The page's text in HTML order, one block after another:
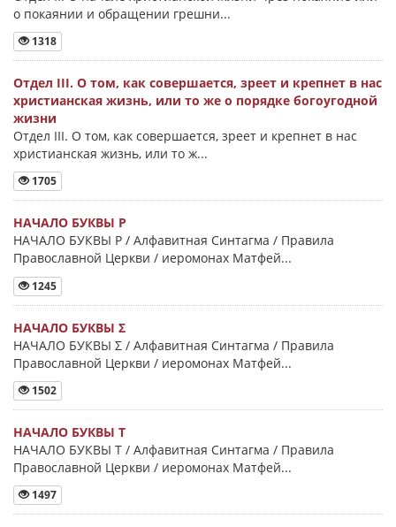
о покаянии и обращении грешни...
1318
Отдел III. О том, как совершается, зреет и крепнет в нас
христианская жизнь, или то же о порядке богоугодной
жизни
Отдел III. О том, как совершается, зреет и крепнет в нас
христианская жизнь, или то ж...
1705
НАЧАЛО БУКВЫ Ρ
НАЧАЛО БУКВЫ Ρ / Алфавитная Синтагма / Правила
Православной Церкви / иеромонах Матфей...
1245
НАЧАЛО БУКВЫ Σ
НАЧАЛО БУКВЫ Σ / Алфавитная Синтагма / Правила
Православной Церкви / иеромонах Матфей...
1502
НАЧАЛО БУКВЫ Τ
НАЧАЛО БУКВЫ Τ / Алфавитная Синтагма / Правила
Православной Церкви / иеромонах Матфей...
1497